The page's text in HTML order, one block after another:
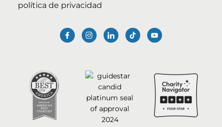
política de privacidad